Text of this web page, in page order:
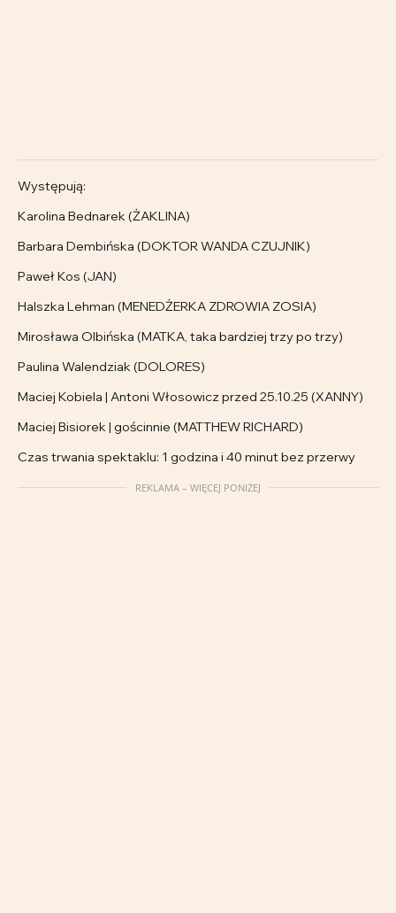
Występują:
Karolina Bednarek (ŻAKLINA)
Barbara Dembińska (DOKTOR WANDA CZUJNIK)
Paweł Kos (JAN)
Halszka Lehman (MENEDŻERKA ZDROWIA ZOSIA)
Mirosława Olbińska (MATKA, taka bardziej trzy po trzy)
Paulina Walendziak (DOLORES)
Maciej Kobiela | Antoni Włosowicz przed 25.10.25 (XANNY)
Maciej Bisiorek | gościnnie (MATTHEW RICHARD)
Czas trwania spektaklu: 1 godzina i 40 minut bez przerwy
REKLAMA – WIĘCEJ PONIŻEJ